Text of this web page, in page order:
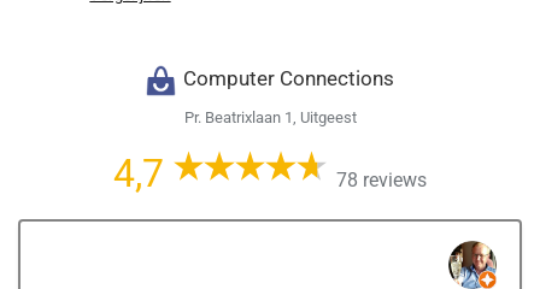
Computer Connections
Pr. Beatrixlaan 1, Uitgeest
4,7 78 reviews